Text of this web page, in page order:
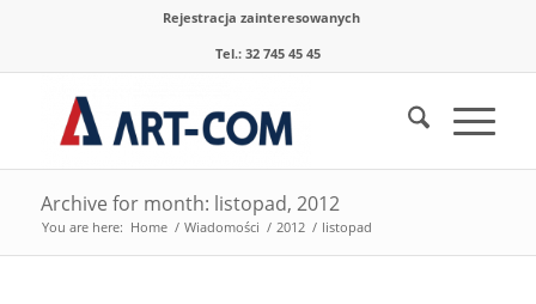
Rejestracja zainteresowanych
Tel.: 32 745 45 45
Archive for month: listopad, 2012
You are here: Home / Wiadomości / 2012 / listopad